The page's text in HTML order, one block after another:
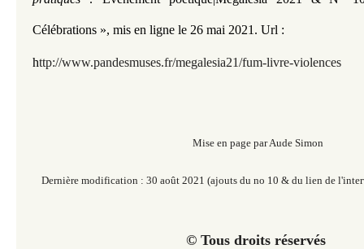
Célébrations », mis en ligne le 26 mai 2021. Url :
http://www.pandesmuses.fr/megalesia21/fum-livre-violences
Mise en page par Aude Simon
Dernière modification : 30 août 2021 (ajouts du no 10 & du lien de
© Tous droits réservés